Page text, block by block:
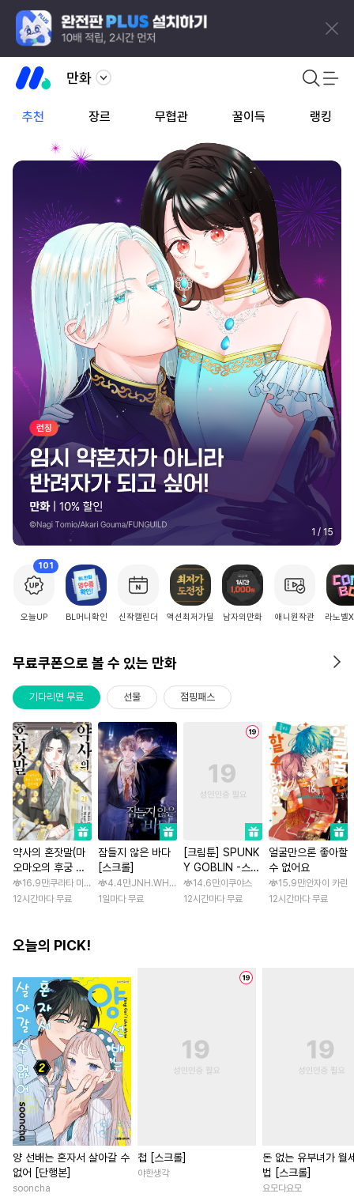
만화
추천 장르 무협관 꿀이득 랭킹
2 / 15
101
오늘UP BL머니확인 신작캘린더 액션최저가딜 남자의만화 애니원작관 라노벨
무료쿠폰으로 볼 수 있는 만화
기다리면 무료 선물 점핑패스
약사의 혼잣말(마
오마오의 후궁 수
수께끼 풀이수첩)
16.9만쿠라타 미노지 / 휴우가 나츠
12시간마다 무료
잠들지 않은 바다
[스크롤]
4.4만JNH.WH Studio / Lasso
1일마다 무료
[크림툰] SPUNK
Y GOBLIN -스펑
키 고블린- [스크
롤]
14.6만이쿠야스
12시간마다 무료
얼굴만으론 좋아할
수 없어요
15.9만안자이 카린
12시간마다 무료
오늘의 PICK!
양 선배는 혼자서 살아갈 수
없어 [단행본]
sooncha
첩 [스크롤]
야한생각
돈 없는 유부녀가 월
법 [스크롤]
요모다요모